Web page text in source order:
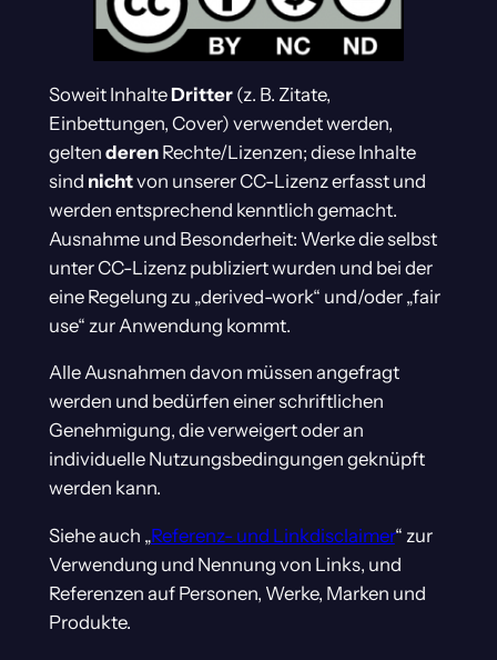
Soweit InhalteDritter(z. B. Zitate,
Einbettungen, Cover) verwendet werden,
gelten derenRechte/Lizenzen; diese Inhalte
sind nichtvon unserer CC-Lizenz erfasst und
werden entsprechend kenntlich gemacht.
Ausnahme und Besonderheit: Werke die selbst
unter CC-Lizenz publiziert wurden und bei der
eine Regelung zu „derived-work“ und/oder „fair
use“ zur Anwendung kommt.
Alle Ausnahmen davon müssen angefragt
werden und bedürfen einer schriftlichen
Genehmigung, die verweigert oder an
individuelle Nutzungsbedingungen geknüpft
werden kann.
Siehe auch „Referenz- und Linkdisclaimer“ zur
Verwendung und Nennung von Links, und
Referenzen auf Personen, Werke, Marken und
Produkte.